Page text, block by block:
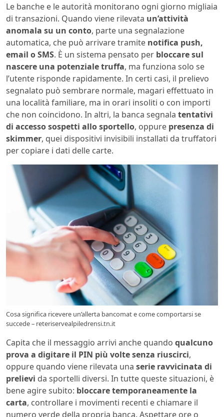
Le banche e le autorità monitorano ogni giorno migliaia
di transazioni. Quando viene rilevata un’attività
anomala su un conto, parte una segnalazione
automatica, che può arrivare tramite notifica push,
email o SMS. È un sistema pensato per bloccare sul
nascere una potenziale truffa, ma funziona solo se
l’utente risponde rapidamente. In certi casi, il prelievo
segnalato può sembrare normale, magari effettuato in
una località familiare, ma in orari insoliti o con importi
che non coincidono. In altri, la banca segnala tentativi
di accesso sospetti allo sportello, oppure presenza di
skimmer, quei dispositivi invisibili installati da truffatori
per copiare i dati delle carte.
Cosa significa ricevere un’allerta bancomat e come comportarsi se
succede – reteriservealpiledrensi.tn.it
Capita che il messaggio arrivi anche quando qualcuno
prova a digitare il PIN più volte senza riuscirci,
oppure quando viene rilevata una serie ravvicinata di
prelievi da sportelli diversi. In tutte queste situazioni, è
bene agire subito: bloccare temporaneamente la
carta, controllare i movimenti recenti e chiamare il
numero verde della propria banca. Aspettare ore o